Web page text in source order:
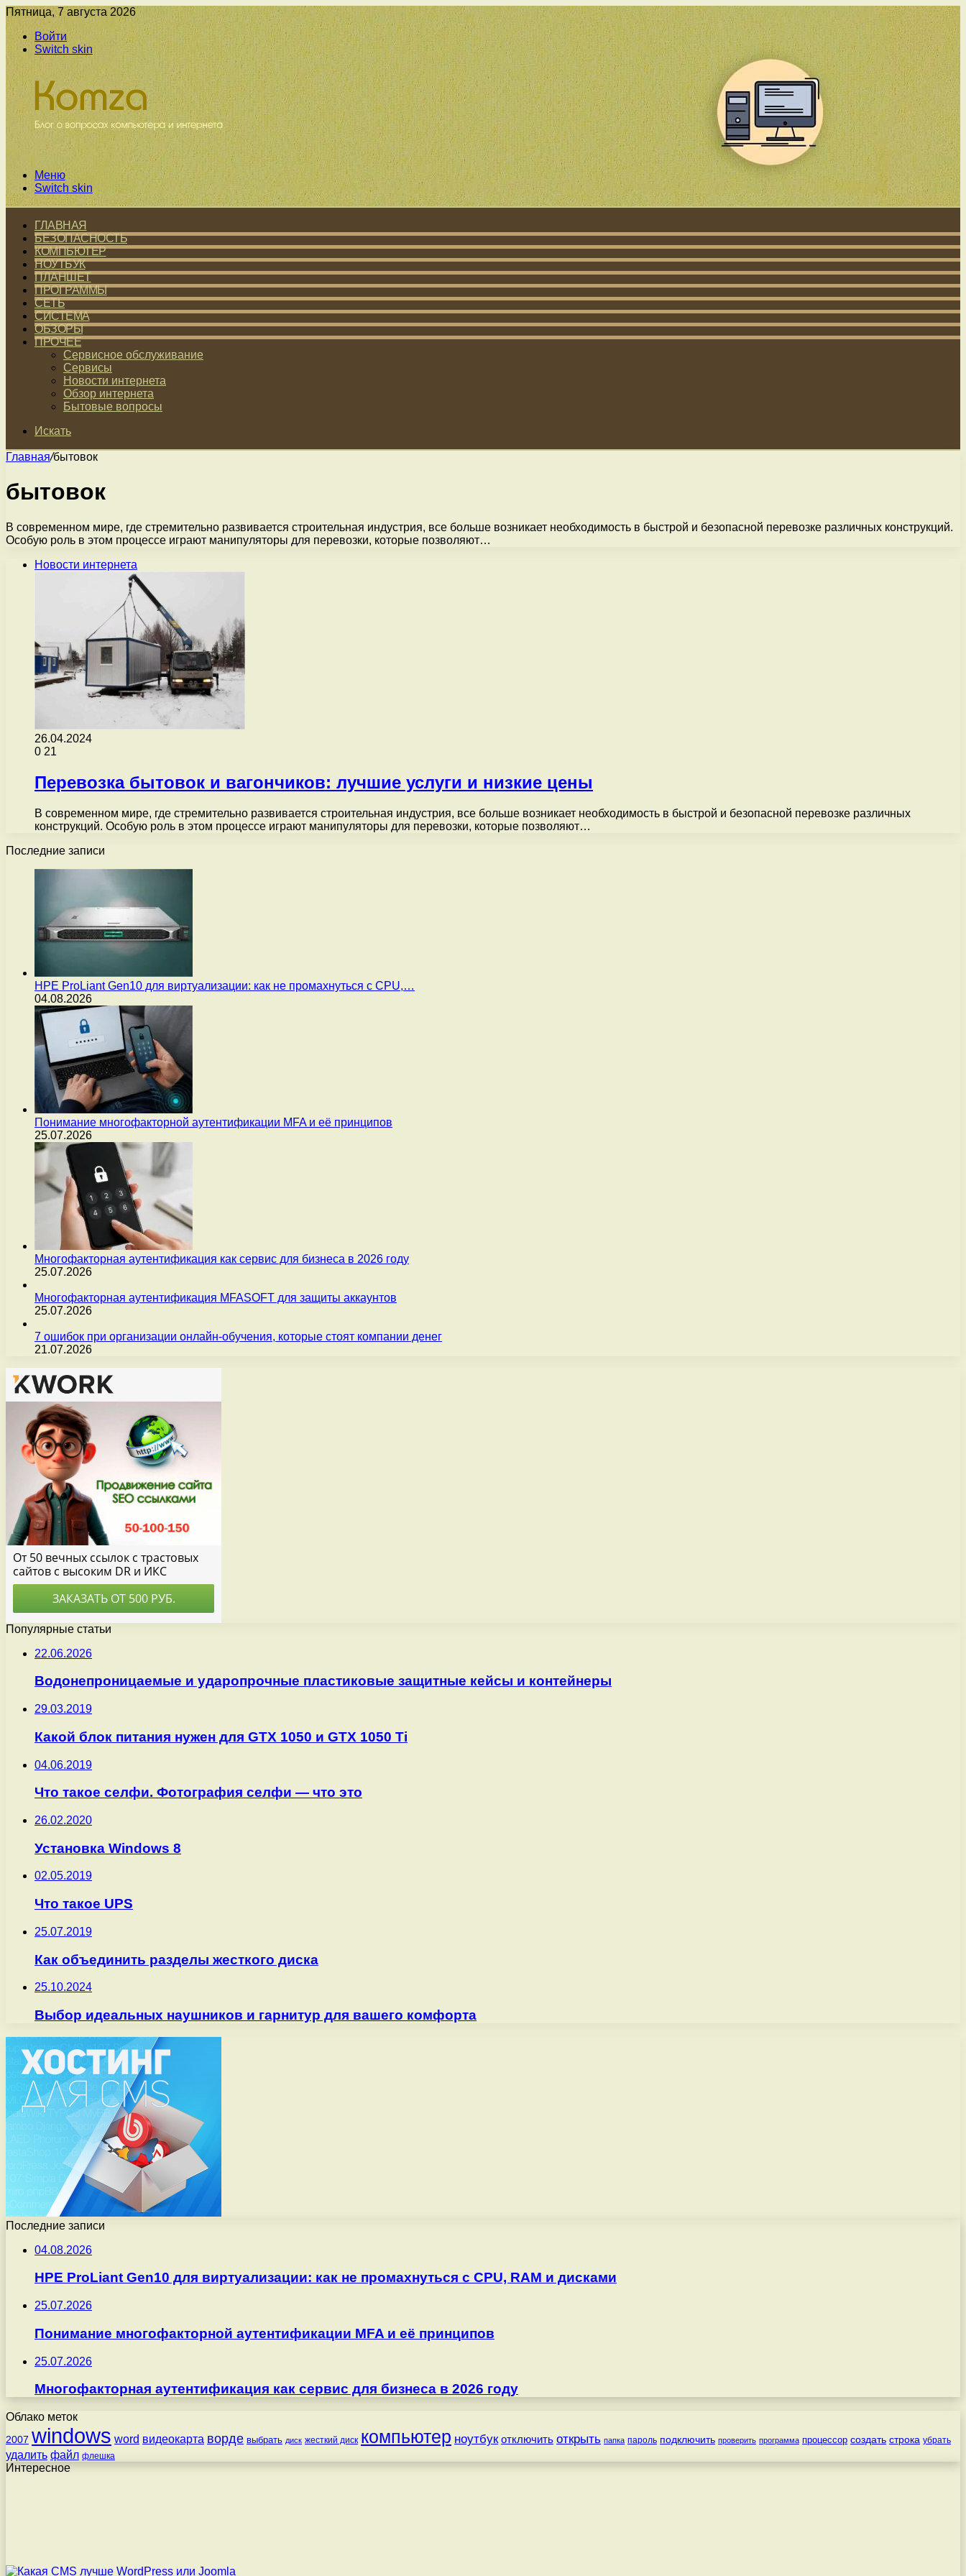
Пятница, 7 августа 2026
Войти
Switch skin
Меню
Switch skin
ГЛАВНАЯ
БЕЗОПАСНОСТЬ
КОМПЬЮТЕР
НОУТБУК
ПЛАНШЕТ
ПРОГРАММЫ
СЕТЬ
СИСТЕМА
ОБЗОРЫ
ПРОЧЕЕ
Сервисное обслуживание
Сервисы
Новости интернета
Обзор интернета
Бытовые вопросы
Искать
Главная/бытовок
бытовок
В современном мире, где стремительно развивается строительная индустрия, все больше возникает необходимость в быстрой и безопасной перевозке различных конструкций.
Особую роль в этом процессе играют манипуляторы для перевозки, которые позволяют…
Новости интернета
26.04.2024
0 21
Перевозка бытовок и вагончиков: лучшие услуги и низкие цены
В современном мире, где стремительно развивается строительная индустрия, все больше возникает необходимость в быстрой и безопасной перевозке различных
конструкций. Особую роль в этом процессе играют манипуляторы для перевозки, которые позволяют…
Последние записи
HPE ProLiant Gen10 для виртуализации: как не промахнуться с CPU,…
04.08.2026
Понимание многофакторной аутентификации MFA и её принципов
25.07.2026
Многофакторная аутентификация как сервис для бизнеса в 2026 году
25.07.2026
Многофакторная аутентификация MFASOFT для защиты аккаунтов
25.07.2026
7 ошибок при организации онлайн-обучения, которые стоят компании денег
21.07.2026
Популярные статьи
22.06.2026
Водонепроницаемые и ударопрочные пластиковые защитные кейсы и контейнеры
29.03.2019
Какой блок питания нужен для GTX 1050 и GTX 1050 Ti
04.06.2019
Что такое селфи. Фотография селфи — что это
26.02.2020
Установка Windows 8
02.05.2019
Что такое UPS
25.07.2019
Как объединить разделы жесткого диска
25.10.2024
Выбор идеальных наушников и гарнитур для вашего комфорта
Последние записи
04.08.2026
HPE ProLiant Gen10 для виртуализации: как не промахнуться с CPU, RAM и дисками
25.07.2026
Понимание многофакторной аутентификации MFA и её принципов
25.07.2026
Многофакторная аутентификация как сервис для бизнеса в 2026 году
Облако меток
2007 windows word видеокарта ворде выбрать диск жесткий диск компьютер ноутбук отключить открыть папка пароль подключить проверить программа процессор создать строка убрать
удалить файл флешка
Интересное